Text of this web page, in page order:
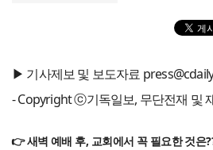
▶ 기사제보 및 보도자료
- Copyright ⓒ기독일보, 무단전재 및
👉 새벽 예배 후, 교회에서 꼭 필요한 것은